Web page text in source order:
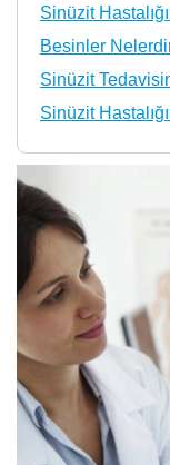
Sinüzit
Besinler
Sinüzit
Sinüzit